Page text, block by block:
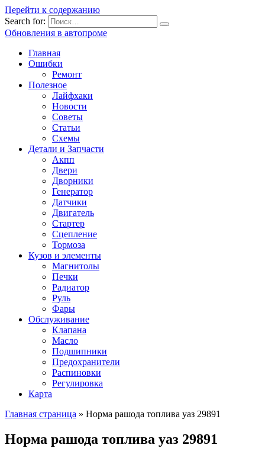
Перейти к содержанию
Search for:
Обновления в автопроме
Главная
Ошибки
Ремонт
Полезное
Лайфхаки
Новости
Советы
Статьи
Схемы
Детали и Запчасти
Акпп
Двери
Дворники
Генератор
Датчики
Двигатель
Стартер
Сцепление
Тормоза
Кузов и элементы
Магнитолы
Печки
Радиатор
Руль
Фары
Обслуживание
Клапана
Масло
Подшипники
Предохранители
Распиновки
Регулировка
Карта
Главная страница » Норма рашода топлива уаз 29891
Норма рашода топлива уаз 29891